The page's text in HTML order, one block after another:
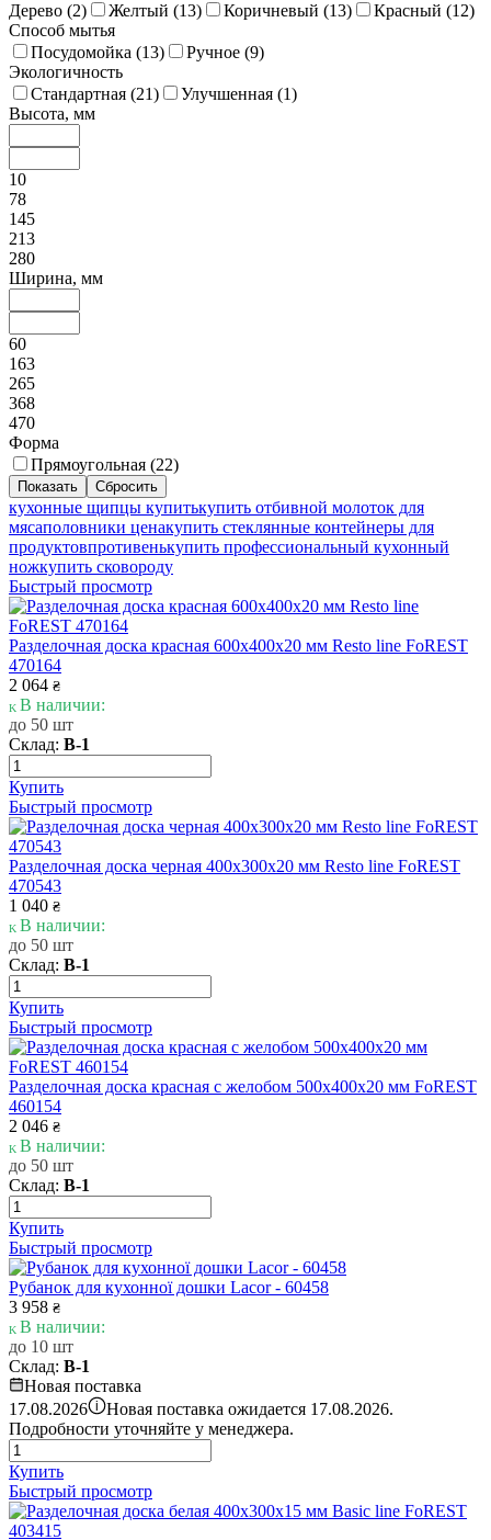
Дерево (2) Желтый (13) Коричневый (13) Красный (12)
Способ мытья
Посудомойка (13) Ручное (9)
Экологичность
Стандартная (21) Улучшенная (1)
Высота, мм
10
78
145
213
280
Ширина, мм
60
163
265
368
470
Форма
Прямоугольная (22)
кухонные щипцы купитькупить отбивной молоток для
мясаполовники ценакупить стеклянные контейнеры для
продуктовпротивенькупить профессиональный кухонный
ножкупить сковороду
Быстрый просмотр
Разделочная доска красная 600х400х20 мм Resto line FoREST
470164
2 064 ₴
В наличии:
до 50 шт
Склад: В-1
Купить
Быстрый просмотр
Разделочная доска черная 400х300х20 мм Resto line FoREST
470543
1 040 ₴
В наличии:
до 50 шт
Склад: В-1
Купить
Быстрый просмотр
Разделочная доска красная с желобом 500х400х20 мм FoREST
460154
2 046 ₴
В наличии:
до 50 шт
Склад: В-1
Купить
Быстрый просмотр
Рубанок для кухонної дошки Lacor - 60458
3 958 ₴
В наличии:
до 10 шт
Склад: В-1
Новая поставка
17.08.2026 i Новая поставка ожидается 17.08.2026.
Подробности уточняйте у менеджера.
Купить
Быстрый просмотр